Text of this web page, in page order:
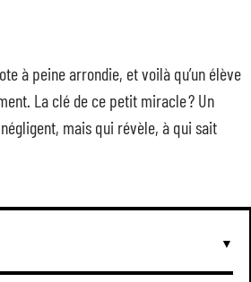
à peine arrondie, et voilà qu’un élève
La clé de ce petit miracle ? Un
mais qui révèle, à qui sait